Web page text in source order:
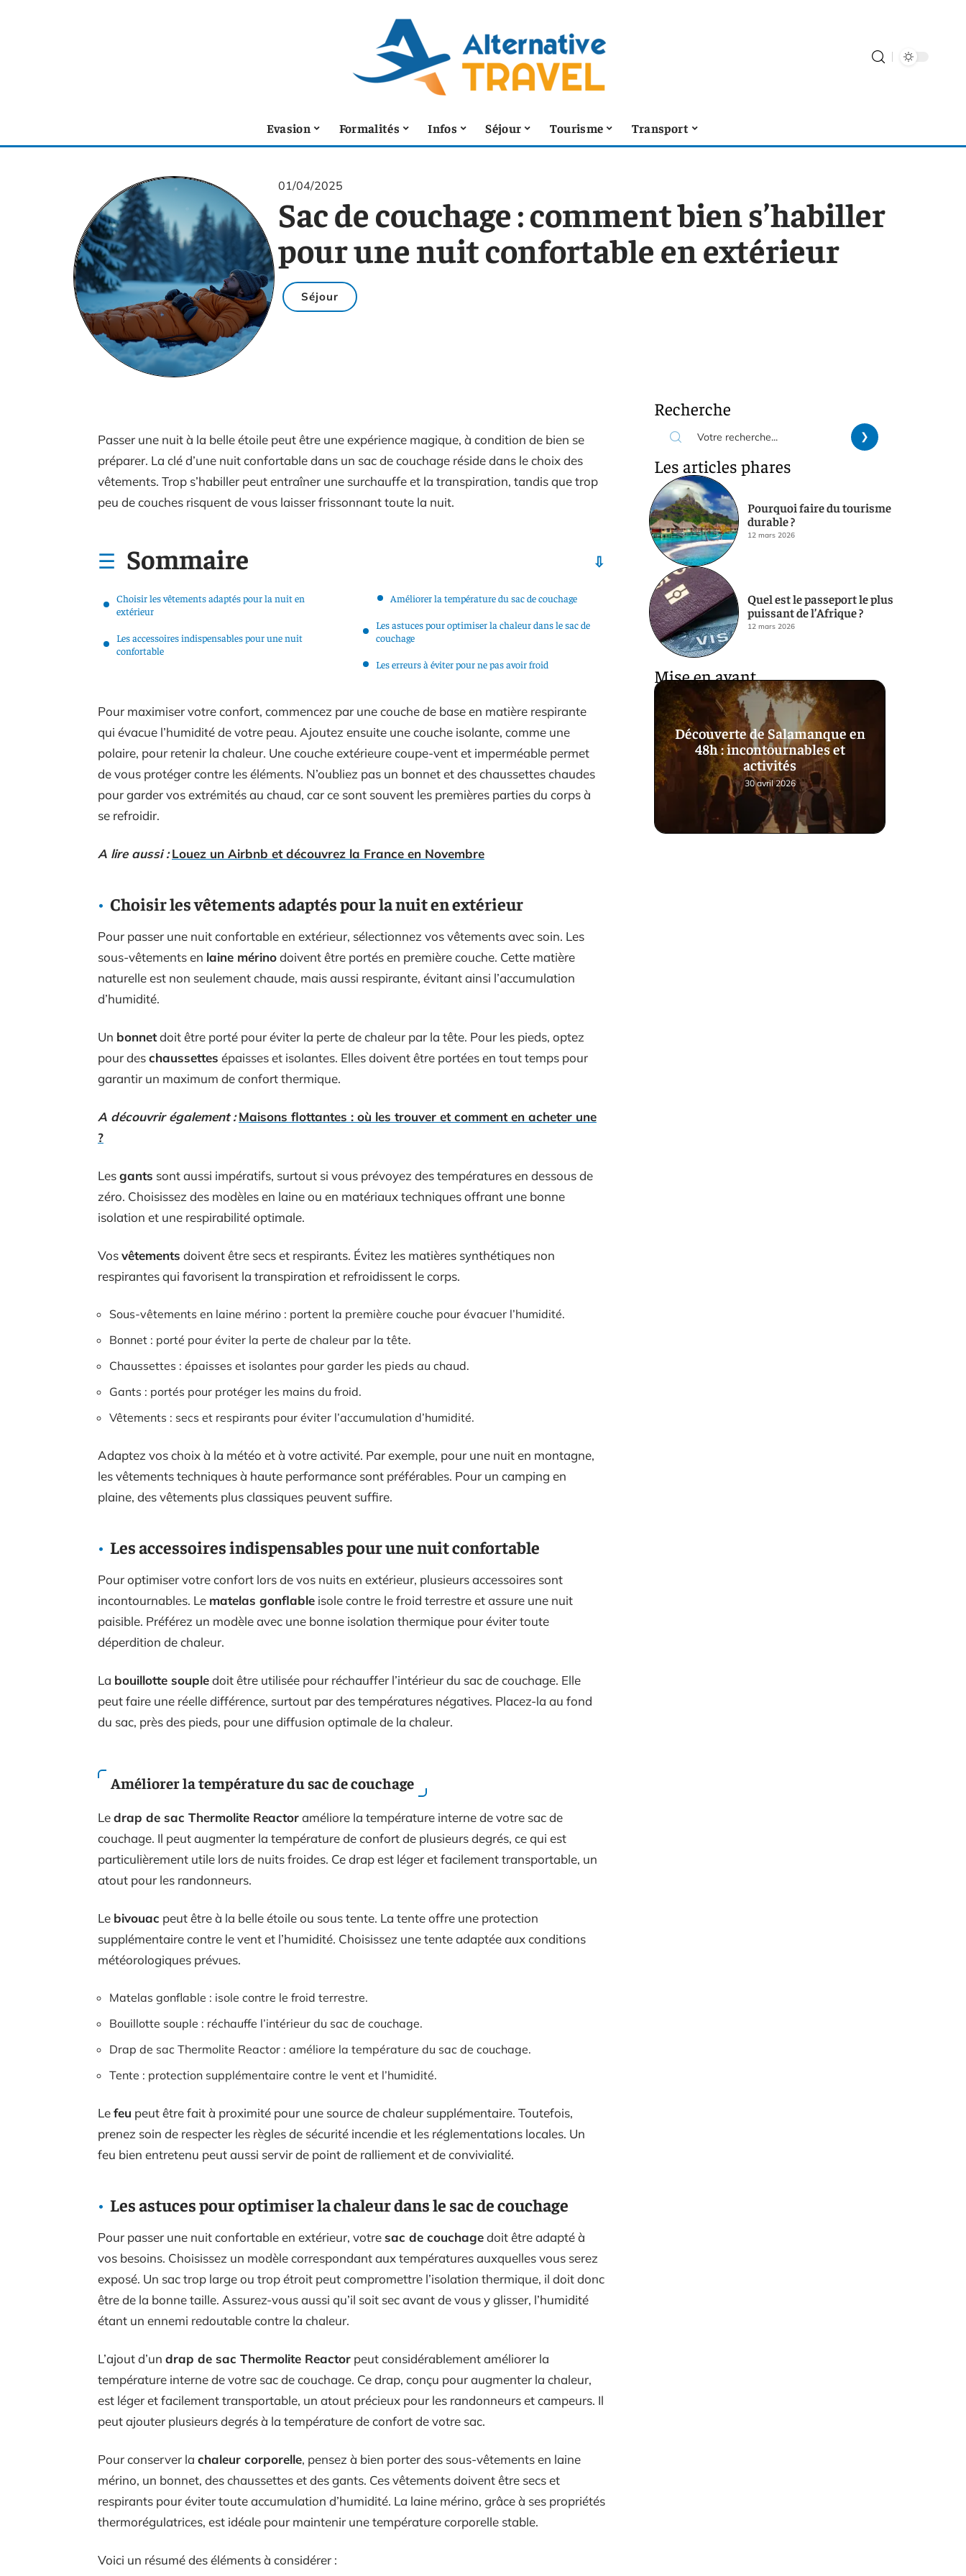
Evasion Formalités Infos Séjour Tourisme Transport
01/04/2025
Sac de couchage : comment bien s’habiller
pour une nuit confortable en extérieur
Séjour
Passer une nuit à la belle étoile peut être une expérience magique, à condition de bien se
préparer. La clé d’une nuit confortable dans un sac de couchage réside dans le choix des
vêtements. Trop s’habiller peut entraîner une surchauffe et la transpiration, tandis que trop
peu de couches risquent de vous laisser frissonnant toute la nuit.
Sommaire
Choisir les vêtements adaptés pour la nuit en
extérieur
Les accessoires indispensables pour une nuit
confortable
Améliorer la température du sac de couchage
Les astuces pour optimiser la chaleur dans le sac de
couchage
Les erreurs à éviter pour ne pas avoir froid
Pour maximiser votre confort, commencez par une couche de base en matière respirante
qui évacue l’humidité de votre peau. Ajoutez ensuite une couche isolante, comme une
polaire, pour retenir la chaleur. Une couche extérieure coupe-vent et imperméable permet
de vous protéger contre les éléments. N’oubliez pas un bonnet et des chaussettes chaudes
pour garder vos extrémités au chaud, car ce sont souvent les premières parties du corps à
se refroidir.
A lire aussi : Louez un Airbnb et découvrez la France en Novembre
Choisir les vêtements adaptés pour la nuit en extérieur
Pour passer une nuit confortable en extérieur, sélectionnez vos vêtements avec soin. Les
sous-vêtements en laine mérinodoivent être portés en première couche. Cette matière
naturelle est non seulement chaude, mais aussi respirante, évitant ainsi l’accumulation
d’humidité.
Un bonnetdoit être porté pour éviter la perte de chaleur par la tête. Pour les pieds, optez
pour deschaussettes épaisses et isolantes. Elles doivent être portées en tout temps pour
garantir un maximum de confort thermique.
A découvrir également : Maisons flottantes : où les trouver et comment en acheter une
?
Lesgants sont aussi impératifs, surtout si vous prévoyez des températures en dessous de
zéro. Choisissez des modèles en laine ou en matériaux techniques offrant une bonne
isolation et une respirabilité optimale.
Vosvêtements doivent être secs et respirants. Évitez les matières synthétiques non
respirantes qui favorisent la transpiration et refroidissent le corps.
Sous-vêtements en laine mérino : portent la première couche pour évacuer l’humidité.
Bonnet : porté pour éviter la perte de chaleur par la tête.
Chaussettes : épaisses et isolantes pour garder les pieds au chaud.
Gants : portés pour protéger les mains du froid.
Vêtements : secs et respirants pour éviter l’accumulation d’humidité.
Adaptez vos choix à la météo et à votre activité. Par exemple, pour une nuit en montagne,
les vêtements techniques à haute performance sont préférables. Pour un camping en
plaine, des vêtements plus classiques peuvent suffire.
Les accessoires indispensables pour une nuit confortable
Pour optimiser votre confort lors de vos nuits en extérieur, plusieurs accessoires sont
incontournables. Le matelas gonflable isole contre le froid terrestre et assure une nuit
paisible. Préférez un modèle avec une bonne isolation thermique pour éviter toute
déperdition de chaleur.
La bouillotte soupledoit être utilisée pour réchauffer l’intérieur du sac de couchage. Elle
peut faire une réelle différence, surtout par des températures négatives. Placez-la au fond
du sac, près des pieds, pour une diffusion optimale de la chaleur.
Améliorer la température du sac de couchage
Ledrap de sac Thermolite Reactoraméliore la température interne de votre sac de
couchage. Il peut augmenter la température de confort de plusieurs degrés, ce qui est
particulièrement utile lors de nuits froides. Ce drap est léger et facilement transportable, un
atout pour les randonneurs.
Le bivouac peut être à la belle étoile ou sous tente. La tente offre une protection
supplémentaire contre le vent et l’humidité. Choisissez une tente adaptée aux conditions
météorologiques prévues.
Matelas gonflable : isole contre le froid terrestre.
Bouillotte souple : réchauffe l’intérieur du sac de couchage.
Drap de sac Thermolite Reactor : améliore la température du sac de couchage.
Tente : protection supplémentaire contre le vent et l’humidité.
Lefeu peut être fait à proximité pour une source de chaleur supplémentaire. Toutefois,
prenez soin de respecter les règles de sécurité incendie et les réglementations locales. Un
feu bien entretenu peut aussi servir de point de ralliement et de convivialité.
Les astuces pour optimiser la chaleur dans le sac de couchage
Pour passer une nuit confortable en extérieur, votresac de couchagedoit être adapté à
vos besoins. Choisissez un modèle correspondant aux températures auxquelles vous serez
exposé. Un sac trop large ou trop étroit peut compromettre l’isolation thermique, il doit donc
être de la bonne taille. Assurez-vous aussi qu’il soit sec avant de vous y glisser, l’humidité
étant un ennemi redoutable contre la chaleur.
L’ajout d’un drap de sac Thermolite Reactor peut considérablement améliorer la
température interne de votre sac de couchage. Ce drap, conçu pour augmenter la chaleur,
est léger et facilement transportable, un atout précieux pour les randonneurs et campeurs. Il
peut ajouter plusieurs degrés à la température de confort de votre sac.
Pour conserver la chaleur corporelle, pensez à bien porter des sous-vêtements en laine
mérino, un bonnet, des chaussettes et des gants. Ces vêtements doivent être secs et
respirants pour éviter toute accumulation d’humidité. La laine mérino, grâce à ses propriétés
thermorégulatrices, est idéale pour maintenir une température corporelle stable.
Voici un résumé des éléments à considérer :
Recherche
Les articles phares
Pourquoi faire du tourisme
durable ?
12 mars 2026
Quel est le passeport le plus
puissant de l’Afrique ?
12 mars 2026
Mise en avant
Découverte de Salamanque en
48h : incontournables et
activités
30 avril 2026